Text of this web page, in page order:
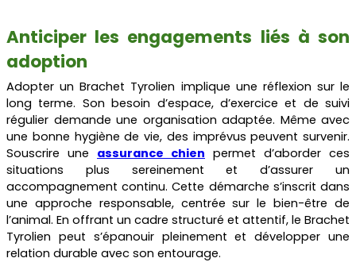
Anticiper les engagements liés à son
adoption
Adopter un Brachet Tyrolien implique une réflexion sur le
long terme. Son besoin d’espace, d’exercice et de suivi
régulier demande une organisation adaptée. Même avec
une bonne hygiène de vie, des imprévus peuvent survenir.
Souscrire une assurance chien permet d’aborder ces
situations plus sereinement et d’assurer un
accompagnement continu. Cette démarche s’inscrit dans
une approche responsable, centrée sur le bien-être de
l’animal. En offrant un cadre structuré et attentif, le Brachet
Tyrolien peut s’épanouir pleinement et développer une
relation durable avec son entourage.